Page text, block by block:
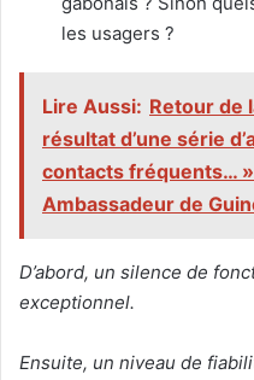
les usagers ?
Lire Aussi: Retour de
résultat d’une série
contacts fréquents…
Ambassadeur de
D’abord, un silence de
exceptionnel.
Ensuite, un niveau de